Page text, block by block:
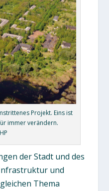
Projekt. Eins ist
immer verändern.
der Stadt und des
und
Thema